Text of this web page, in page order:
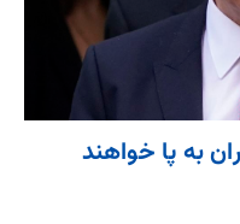
به پا خواهند